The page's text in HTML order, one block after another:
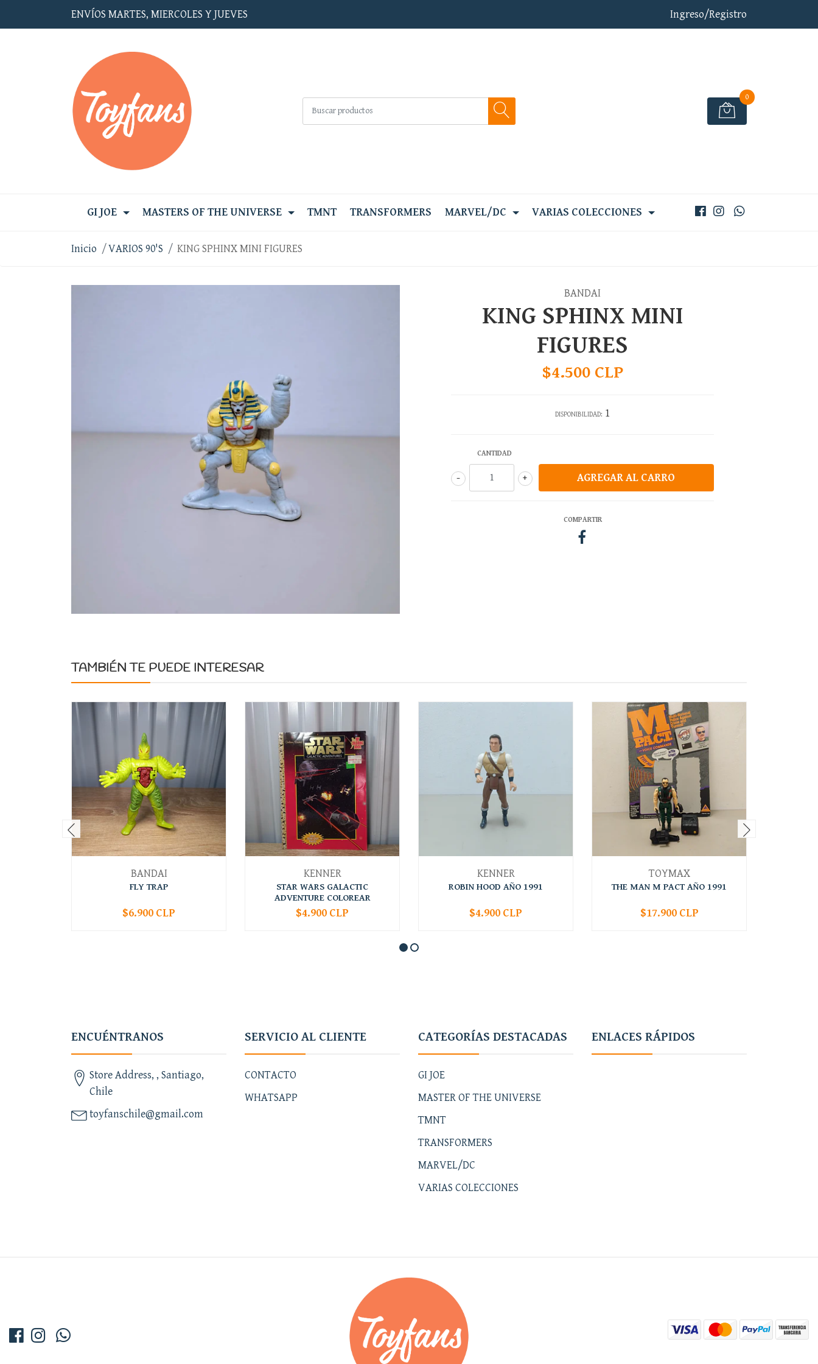
ENVÍOS MARTES, MIERCOLES Y JUEVES Ingreso/Registro
0
GI JOE MASTERS OF THE UNIVERSE TMNT TRANSFORMERS MARVEL/DC VARIAS COLECCIONES
Inicio VARIOS 90'S KING SPHINX MINI FIGURES
BANDAI
KING SPHINX MINI
FIGURES
$4.500 CLP
DISPONIBILIDAD: 1
CANTIDAD
+
-
COMPARTIR
TAMBIÉN TE PUEDE INTERESAR
BANDAI
FLY TRAP
+
$6.900 CLP
KENNER
STAR WARS GALACTIC
ADVENTURE COLOREAR
+
$4.900 CLP
KENNER
ROBIN HOOD AÑO 1991
+
$4.900 CLP
TOYMAX
THE MAN M PACT AÑO 1991
+
$17.900 CLP
ENCUÉNTRANOS
Store Address, , Santiago,
Chile
toyfanschile@gmail.com
SERVICIO AL CLIENTE
CONTACTO
WHATSAPP
CATEGORÍAS DESTACADAS
GI JOE
MASTER OF THE UNIVERSE
TMNT
TRANSFORMERS
MARVEL/DC
VARIAS COLECCIONES
ENLACES RÁPIDOS